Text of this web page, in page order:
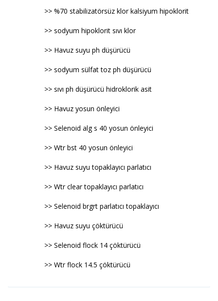
>> %70 stabilizatörsüz klor kalsiyum hipoklorit
>> sodyum hipoklorit sıvı klor
>> Havuz suyu ph düşürücü
>> sodyum sülfat toz ph düşürücü
>> sıvı ph düşürücü hidroklorik asit
>> Havuz yosun önleyici
>> Selenoid alg s 40 yosun önleyici
>> Wtr bst 40 yosun önleyici
>> Havuz suyu topaklayıcı parlatıcı
>> Wtr clear topaklayıcı parlatıcı
>> Selenoid brgrt parlatıcı topaklayıcı
>> Havuz suyu çöktürücü
>> Selenoid flock 14 çöktürücü
>> Wtr flock 14.5 çöktürücü